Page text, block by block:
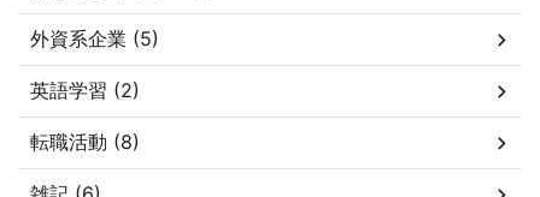
外資系企業 (5)
英語学習 (2)
転職活動 (8)